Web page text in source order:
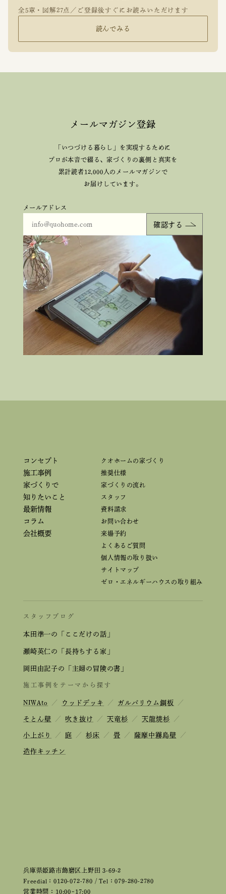
全5章・図解27点／ご登録後すぐにお読みいただけます
読んでみる
メールマガジン登録
「いつづける暮らし」を実現するために
プロが本音で綴る、家づくりの裏側と真実を
累計読者12,000人のメールマガジンで
お届けしています。
メールアドレス
兵庫県姫路市飾磨区上野田 3-69-2
Freedial：0120-072-780 / Tel：079-280-2780
営業時間：10:00~17:00
コンセプト
施工事例
家づくりで
知りたいこと
最新情報
コラム
会社概要
クオホームの家づくり
推奨仕様
家づくりの流れ
スタッフ
資料請求
お問い合わせ
来場予約
よくあるご質問
個人情報の取り扱い
サイトマップ
ゼロ・エネルギーハウスの取り組み
スタッフブログ
本田準一の「ここだけの話」
瀬崎英仁の「長持ちする家」
岡田由記子の「主婦の冒険の書」
施工事例をテーマから探す
NIWAto ／ ウッドデッキ ／ ガルバリウム鋼板 ／
そとん壁 ／ 吹き抜け ／ 天竜杉 ／ 天龍焼杉 ／
小上がり ／ 庭 ／ 杉床 ／ 畳 ／ 薩摩中霧島壁 ／
造作キッチン